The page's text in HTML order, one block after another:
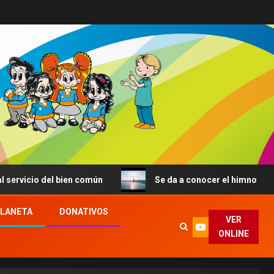
del bien común Se da a conocer el himno de la
DONATIVOS
VER
ONLINE